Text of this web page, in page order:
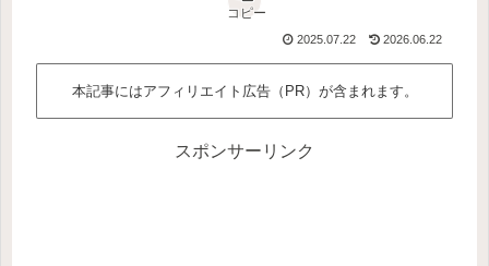
コピー
2025.07.22 2026.06.22
本記事にはアフィリエイト広告（PR）が含まれます。
スポンサーリンク